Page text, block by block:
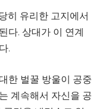
히 유리한 고지에서
다. 상대가 이 연계
.
한 벌꿀 방울이 공중
계속해서 자신을 공